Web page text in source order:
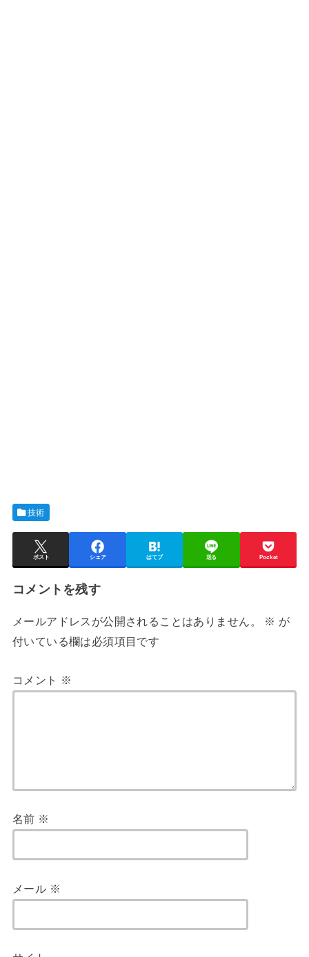
技術
ポスト シェア はてブ 送る Pocket
コメントを残す
メールアドレスが公開されることはありません。 ※ が
付いている欄は必須項目です
コメント ※
名前 ※
メール ※